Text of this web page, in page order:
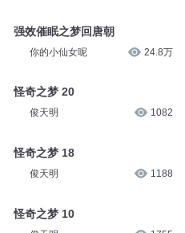
强效催眠之梦回唐朝
你的小仙女呢 24.8万
怪奇之梦 20
俊天明 1082
怪奇之梦 18
俊天明 1188
怪奇之梦 10